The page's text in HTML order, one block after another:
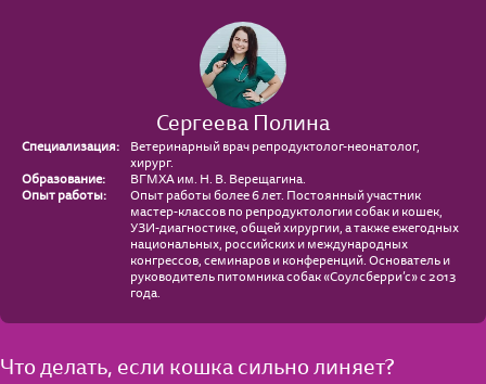
Сергеева Полина
Специализация:
Ветеринарный врач репродуктолог-неонатолог,
хирург.
Образование:
ВГМХА им. Н. В. Верещагина.
Опыт работы:
Опыт работы более 6 лет. Постоянный участник
мастер-классов по репродуктологии собак и кошек,
УЗИ-диагностике, общей хирургии, а также ежегодных
национальных, российских и международных
конгрессов, семинаров и конференций. Основатель и
руководитель питомника собак «Соулсберри’с» с 2013
года.
Что делать, если кошка сильно линяет?